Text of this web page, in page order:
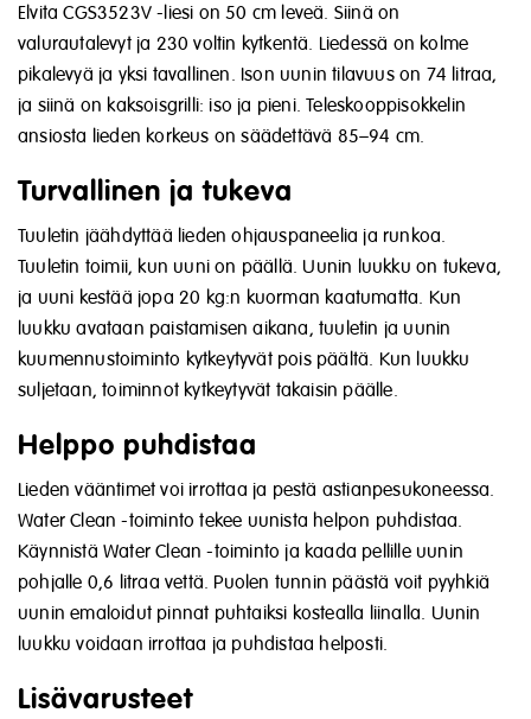
Elvita CGS3523V -liesi on 50 cm leveä. Siinä on
valurautalevyt ja 230 voltin kytkentä. Liedessä on kolme
pikalevyä ja yksi tavallinen. Ison uunin tilavuus on 74 litraa,
ja siinä on kaksoisgrilli: iso ja pieni. Teleskooppisokkelin
ansiosta lieden korkeus on säädettävä 85–94 cm.
Turvallinen ja tukeva
Tuuletin jäähdyttää lieden ohjauspaneelia ja runkoa.
Tuuletin toimii, kun uuni on päällä. Uunin luukku on tukeva,
ja uuni kestää jopa 20 kg:n kuorman kaatumatta. Kun
luukku avataan paistamisen aikana, tuuletin ja uunin
kuumennustoiminto kytkeytyvät pois päältä. Kun luukku
suljetaan, toiminnot kytkeytyvät takaisin päälle.
Helppo puhdistaa
Lieden vääntimet voi irrottaa ja pestä astianpesukoneessa.
Water Clean -toiminto tekee uunista helpon puhdistaa.
Käynnistä Water Clean -toiminto ja kaada pellille uunin
pohjalle 0,6 litraa vettä. Puolen tunnin päästä voit pyyhkiä
uunin emaloidut pinnat puhtaiksi kostealla liinalla. Uunin
luukku voidaan irrottaa ja puhdistaa helposti.
Lisävarusteet